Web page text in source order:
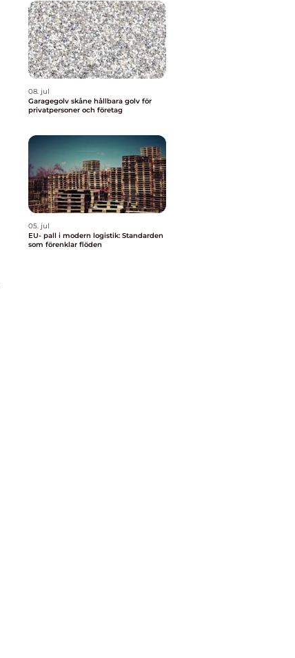
08. jul
Garagegolv skåne hållbara golv för
privatpersoner och företag
05. jul
EU- pall i modern logistik: Standarden
som förenklar flöden